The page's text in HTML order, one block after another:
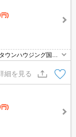
円)
ウンハウジング国分
細を見る
円)